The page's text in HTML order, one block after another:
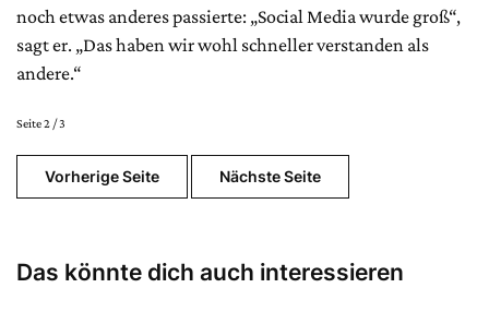
noch etwas anderes passierte: „Social Media wurde groß“,
sagt er. „Das haben wir wohl schneller verstanden als
andere.“
Seite 2 / 3
Vorherige Seite Nächste Seite
Das könnte dich auch interessieren